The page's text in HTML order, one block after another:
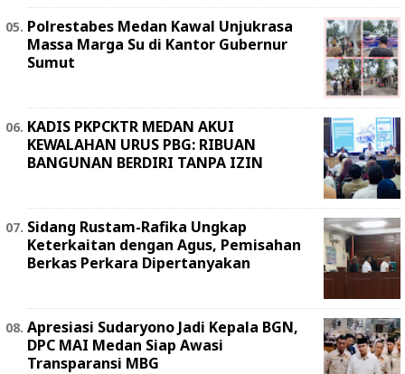
Polrestabes Medan Kawal Unjukrasa
Massa Marga Su di Kantor Gubernur
Sumut
KADIS PKPCKTR MEDAN AKUI
KEWALAHAN URUS PBG: RIBUAN
BANGUNAN BERDIRI TANPA IZIN
Sidang Rustam-Rafika Ungkap
Keterkaitan dengan Agus, Pemisahan
Berkas Perkara Dipertanyakan
Apresiasi Sudaryono Jadi Kepala BGN,
DPC MAI Medan Siap Awasi
Transparansi MBG